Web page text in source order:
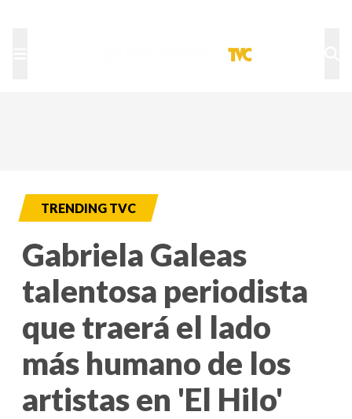
TRENDING TVC
Gabriela Galeas
talentosa periodista
que traerá el lado
más humano de los
artistas en 'El Hilo'